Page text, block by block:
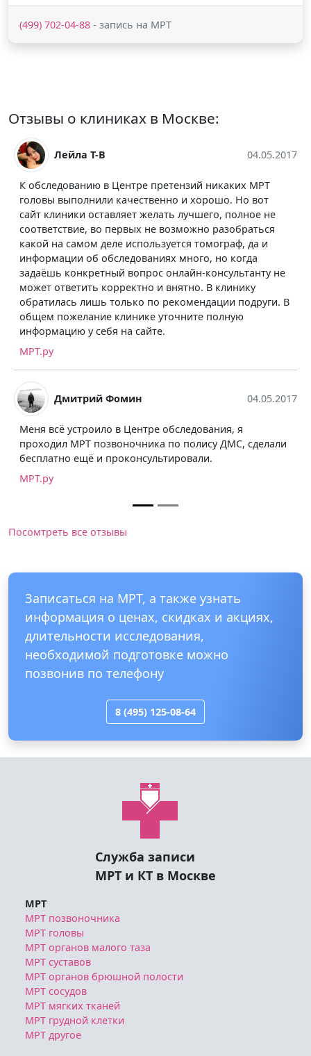
(499) 702-04-88 - запись на МРТ
Отзывы о клиниках в Москве:
Лейла Т-В 04.05.2017
К обследованию в Центре претензий никаких МРТ
головы выполнили качественно и хорошо. Но вот
сайт клиники оставляет желать лучшего, полное не
соответствие, во первых не возможно разобраться
какой на самом деле используется томограф, да и
информации об обследованиях много, но когда
задаёшь конкретный вопрос онлайн-консультанту не
может ответить корректно и внятно. В клинику
обратилась лишь только по рекомендации подруги. В
общем пожелание клинике уточните полную
информацию у себя на сайте.
МРТ.ру
Дмитрий Фомин 04.05.2017
Меня всё устроило в Центре обследования, я
проходил МРТ позвоночника по полису ДМС, сделали
бесплатно ещё и проконсультировали.
МРТ.ру
Записаться на МРТ, а также узнать
информация о ценах, скидках и акциях,
длительности исследования,
необходимой подготовке можно
8 (495) 125-08-64
Служба записи
МРТ
МРТ позвоночника
МРТ головы
МРТ органов малого таза
МРТ суставов
МРТ органов брюшной полости
МРТ сосудов
МРТ мягких тканей
МРТ грудной клетки